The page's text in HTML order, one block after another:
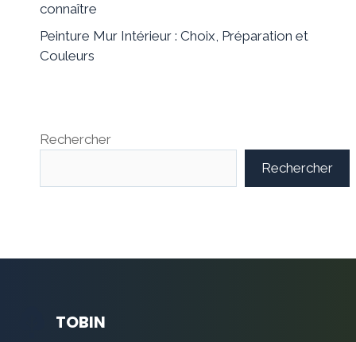
connaître
Peinture Mur Intérieur : Choix, Préparation et
Couleurs
Rechercher
Rechercher
TOBIN